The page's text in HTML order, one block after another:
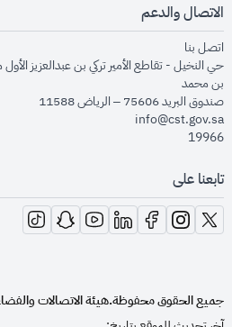
الاتصال والدعم
اتصل بنا
حي النخيل - تقاطع الأمير تركي بن عبدالعزيز
بن محمد
صندوق البريد 75606 – الرياض 11588
info@cst.gov.sa
19966
تابعنا على
opens in new window
opens in new window
opens in new window
opens in new window
in new window
new window
window
جميع الحقوق محفوظة.هيئة الاتصالات